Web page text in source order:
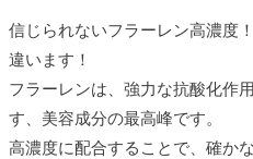
信じられないフラーレン高濃度
違います！
フラーレンは、強力な抗酸化作
す、美容成分の最高峰です。
高濃度に配合することで、確か